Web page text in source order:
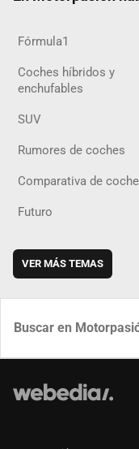
Fórmula1
Coches híbridos y
enchufables
SUV
Rumores de coches
Comparativa de
Futuro
VER MÁS TEMAS